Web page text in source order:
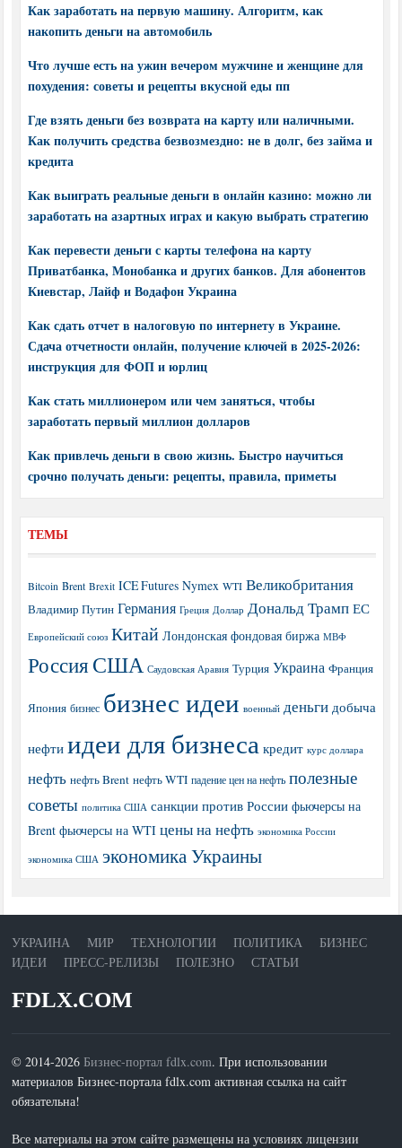
Как заработать на первую машину. Алгоритм, как
накопить деньги на автомобиль
Что лучше есть на ужин вечером мужчине и женщине для
похудения: советы и рецепты вкусной еды пп
Где взять деньги без возврата на карту или наличными.
Как получить средства безвозмездно: не в долг, без займа и
кредита
Как выиграть реальные деньги в онлайн казино: можно ли
заработать на азартных играх и какую выбрать стратегию
Как перевести деньги с карты телефона на карту
Приватбанка, Монобанка и других банков. Для абонентов
Киевстар, Лайф и Водафон Украина
Как сдать отчет в налоговую по интернету в Украине.
Сдача отчетности онлайн, получение ключей в 2025-2026:
инструкция для ФОП и юрлиц
Как стать миллионером или чем заняться, чтобы
заработать первый миллион долларов
Как привлечь деньги в свою жизнь. Быстро научиться
срочно получать деньги: рецепты, правила, приметы
ТЕМЫ
Bitcoin Brent Brexit ICE Futures Nymex WTI Великобритания
Владимир Путин Германия Греция Доллар Дональд Трамп ЕС
Европейский союз Китай Лондонская фондовая биржа МВФ
РоссияСША Саудовская Аравия Турция Украина Франция
Япония бизнес бизнес идеи военный деньги добыча
нефти идеи для бизнеса кредит курс доллара
нефть нефть Brent нефть WTI падение цен на нефть полезные
советы политика США санкции против России фьючерсы на
Brent фьючерсы на WTI цены на нефть экономика России
экономика США экономика Украины
УКРАИНА МИР ТЕХНОЛОГИИ ПОЛИТИКА
БИЗНЕС
ИДЕИ
ПРЕСС-РЕЛИЗЫ ПОЛЕЗНО СТАТЬИ
FDLX.COM
© 2014-2026Бизнес-портал fdlx.com. При использовании
материалов Бизнес-портала fdlx.com активная ссылка на сайт
обязательна!
Все материалы на этом сайте размещены на условиях лицензии